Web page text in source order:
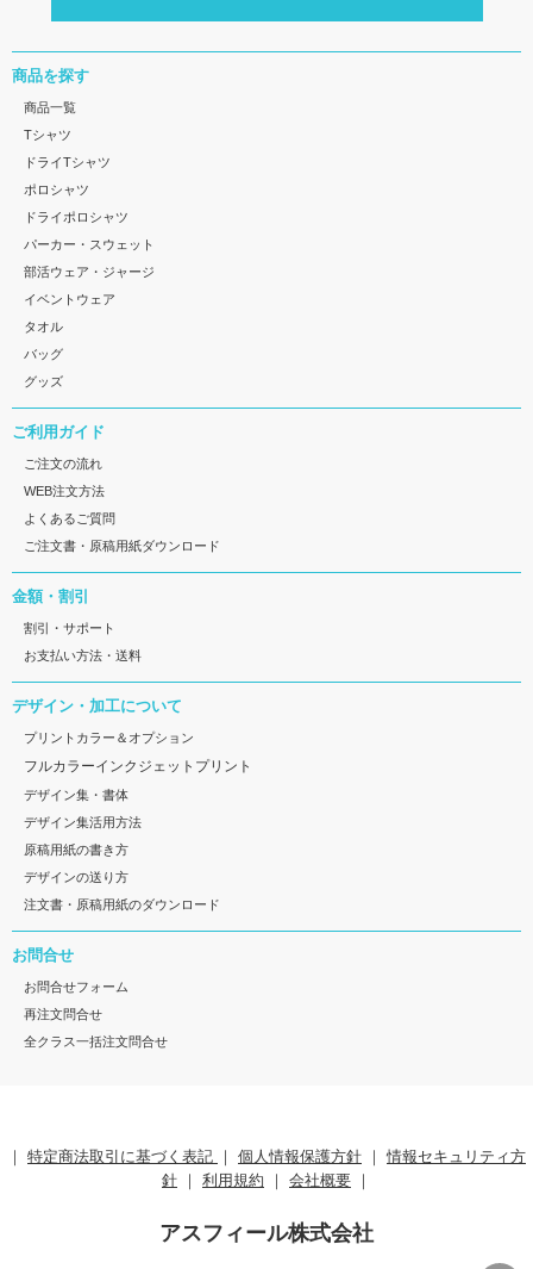
商品を探す
商品一覧
Tシャツ
ドライTシャツ
ポロシャツ
ドライポロシャツ
パーカー・スウェット
部活ウェア・ジャージ
イベントウェア
タオル
バッグ
グッズ
ご利用ガイド
ご注文の流れ
WEB注文方法
よくあるご質問
ご注文書・原稿用紙ダウンロード
金額・割引
割引・サポート
お支払い方法・送料
デザイン・加工について
プリントカラー＆オプション
フルカラーインクジェットプリント
デザイン集・書体
デザイン集活用方法
原稿用紙の書き方
デザインの送り方
注文書・原稿用紙のダウンロード
お問合せ
お問合せフォーム
再注文問合せ
全クラス一括注文問合せ
｜ 特定商法取引に基づく表記 ｜ 個人情報保護方針 ｜情報セキュリティ方
針 ｜ 利用規約 ｜ 会社概要 ｜
アスフィール株式会社